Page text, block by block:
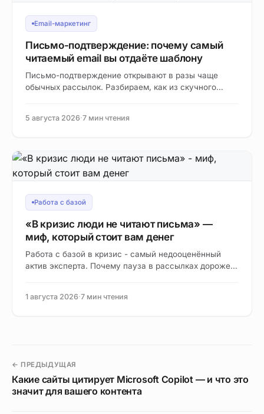
Email-маркетинг
Письмо-подтверждение: почему самый
читаемый email вы отдаёте шаблону
Письмо-подтверждение открывают в разы чаще
обычных рассылок. Разбираем, как из скучного
5 августа 2026·7 мин чтения
Работа с базой
«В кризис люди не читают письма» —
миф, который стоит вам денег
Работа с базой в кризис - самый недооценённый
актив эксперта. Почему пауза в рассылках дороже,
1 августа 2026·7 мин чтения
← ПРЕДЫДУЩАЯ
Какие сайты цитирует Microsoft Copilot — и что это
значит для вашего контента